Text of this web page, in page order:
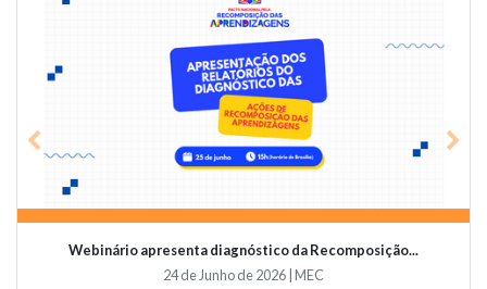
Webinário apresenta diagnóstico da Recomposição...
24 de Junho de 2026 | MEC
Previous